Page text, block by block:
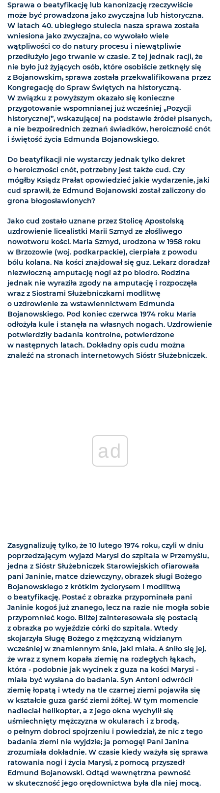
Sprawa o beatyfikację lub kanonizację rzeczywiście
może być prowadzona jako zwyczajna lub historyczna.
W latach 40. ubiegłego stulecia nasza sprawa została
wniesiona jako zwyczajna, co wywołało wiele
wątpliwości co do natury procesu i niewątpliwie
przedłużyło jego trwanie w czasie. Z tej jednak racji, że
nie było już żyjących osób, które osobiście zetknęły się
z Bojanowskim, sprawa została przekwalifikowana przez
Kongregację do Spraw Świętych na historyczną.
W związku z powyższym okazało się konieczne
przygotowanie wspomnianej już wcześniej „Pozycji
historycznej”, wskazującej na podstawie źródeł pisanych,
a nie bezpośrednich zeznań świadków, heroiczność cnót
i świętość życia Edmunda Bojanowskiego.
Do beatyfikacji nie wystarczy jednak tylko dekret
o heroiczności cnót, potrzebny jest także cud. Czy
mógłby Ksiądz Prałat opowiedzieć jakie wydarzenie, jaki
cud sprawił, że Edmund Bojanowski został zaliczony do
grona błogosławionych?
Jako cud zostało uznane przez Stolicę Apostolską
uzdrowienie licealistki Marii Szmyd ze złośliwego
nowotworu kości. Maria Szmyd, urodzona w 1958 roku
w Brzozowie (woj. podkarpackie), cierpiała z powodu
bólu kolana. Na kości znajdował się guz. Lekarz doradzał
niezwłoczną amputację nogi aż po biodro. Rodzina
jednak nie wyraziła zgody na amputację i rozpoczęła
wraz z Siostrami Służebniczkami modlitwę
o uzdrowienie za wstawiennictwem Edmunda
Bojanowskiego. Pod koniec czerwca 1974 roku Maria
odłożyła kule i stanęła na własnych nogach. Uzdrowienie
potwierdziły badania kontrolne, potwierdzone
w następnych latach. Dokładny opis cudu można
znaleźć na stronach internetowych Sióstr Służebniczek.
ad
Zasygnalizuję tylko, że 10 lutego 1974 roku, czyli w dniu
poprzedzającym wyjazd Marysi do szpitala w Przemyślu,
jedna z Sióstr Służebniczek Starowiejskich ofiarowała
pani Janinie, matce dziewczyny, obrazek sługi Bożego
Bojanowskiego z krótkim życiorysem i modlitwą
o beatyfikację. Postać z obrazka przypominała pani
Janinie kogoś już znanego, lecz na razie nie mogła sobie
przypomnieć kogo. Bliżej zainteresowała się postacią
z obrazka po wyjeździe córki do szpitala. Wtedy
skojarzyła Sługę Bożego z mężczyzną widzianym
wcześniej w znamiennym śnie, jaki miała. A śniło się jej,
że wraz z synem kopała ziemię na rozległych łąkach,
która - podobnie jak wycinek z guza na kości Marysi -
miała być wysłana do badania. Syn Antoni odwrócił
ziemię łopatą i wtedy na tle czarnej ziemi pojawiła się
w kształcie guza garść ziemi żółtej. W tym momencie
nadleciał helikopter, a z jego okna wychylił się
uśmiechnięty mężczyzna w okularach i z brodą,
o pełnym dobroci spojrzeniu i powiedział, że nic z tego
badania ziemi nie wyjdzie; ja pomogę! Pani Janina
zrozumiała dokładnie. W czasie kiedy ważyła się sprawa
ratowania nogi i życia Marysi, z pomocą przyszedł
Edmund Bojanowski. Odtąd wewnętrzna pewność
w skuteczność jego orędownictwa była dla niej mocą.